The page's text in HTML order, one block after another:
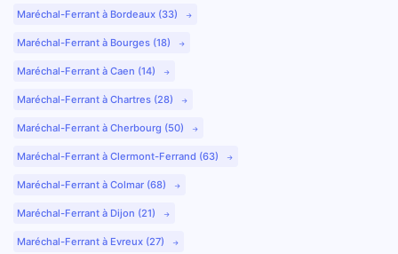
Maréchal-Ferrant à Bordeaux (33)
Maréchal-Ferrant à Bourges (18)
Maréchal-Ferrant à Caen (14)
Maréchal-Ferrant à Chartres (28)
Maréchal-Ferrant à Cherbourg (50)
Maréchal-Ferrant à Clermont-Ferrand (63)
Maréchal-Ferrant à Colmar (68)
Maréchal-Ferrant à Dijon (21)
Maréchal-Ferrant à Evreux (27)